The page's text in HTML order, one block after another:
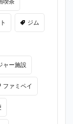
ジム
ャー施設
ファミペイ